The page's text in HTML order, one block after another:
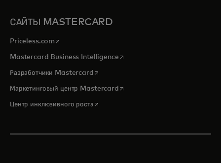
САЙТЫ MASTERCARD
Priceless.com opens in a new tab
Mastercard Business Intelligenceopens in a new tab
Разработчики Mastercardopens in a new tab
Маркетинговый центр Mastercardopens in a new tab
Центр инклюзивного ростаopens in a new tab